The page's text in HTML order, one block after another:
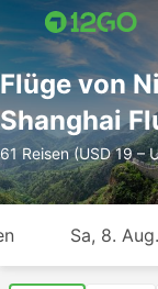
Flüge von
Shanghai
61 Reisen (USD 19 –
Sa, 8. Aug.